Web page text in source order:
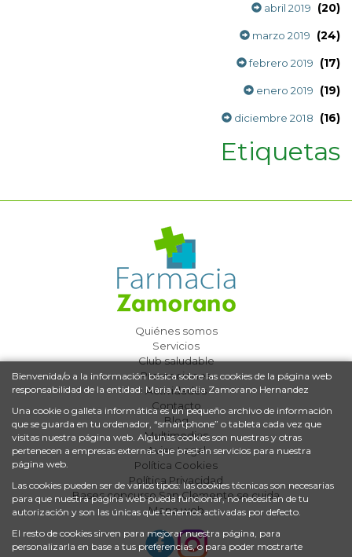
abril 2019 (20)
marzo 2019 (24)
febrero 2019 (17)
enero 2019 (19)
diciembre 2018 (16)
Etiquetas
Quiénes somos
Servicios
Club saludable
Promociones
Actividades
Contacto
Blog
Multimedias
Aviso Legal
Política Cookies
Política Privacidad
Bases concurso San Clemente se cuida
Mapa web
Bienvenida/o a la información básica sobre las cookies de la página web
responsabilidad de la entidad: Maria Amelia Zamorano Hernandez
Una cookie o galleta informática es un pequeño archivo de información
que se guarda en tu ordenador, “smartphone” o tableta cada vez que
visitas nuestra página web. Algunas cookies son nuestras y otras
pertenecen a empresas externas que prestan servicios para nuestra
página web.
Las cookies pueden ser de varios tipos: las cookies técnicas son necesarias
para que nuestra página web pueda funcionar, no necesitan de tu
autorización y son las únicas que tenemos activadas por defecto.
El resto de cookies sirven para mejorar nuestra página, para
personalizarla en base a tus preferencias, o para poder mostrarte